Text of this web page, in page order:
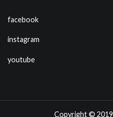
facebook
instagram
youtube
Copyright © 2019